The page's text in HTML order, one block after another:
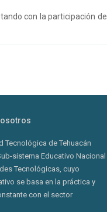
con la participación de
Tecnológica de Tehuacán
sistema Educativo Nacional
Tecnológicas, cuyo
se basa en la práctica y
con el sector